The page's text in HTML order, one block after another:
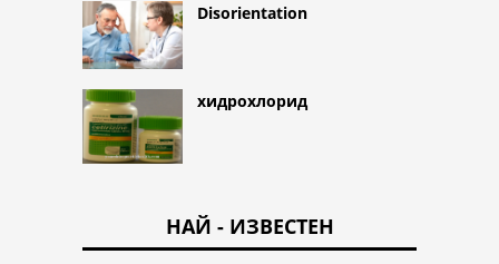
Disorientation
хидрохлорид
НАЙ - ИЗВЕСТЕН